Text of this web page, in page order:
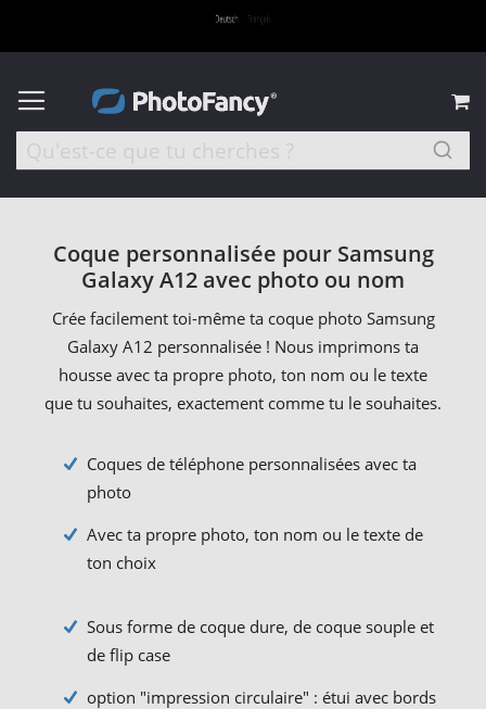
Coque personnalisée pour Samsung
Galaxy A12 avec photo ou nom
Crée facilement toi-même ta coque photo Samsung
Galaxy A12 personnalisée ! Nous imprimons ta
housse avec ta propre photo, ton nom ou le texte
que tu souhaites, exactement comme tu le souhaites.
Coques de téléphone personnalisées avec ta
photo
Avec ta propre photo, ton nom ou le texte de
ton choix
Sous forme de coque dure, de coque souple et
de flip case
option "impression circulaire" : étui avec bords